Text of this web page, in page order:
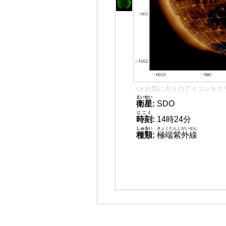
👈 お気に入りのアイコンをク
衛星
えいせい
: SDO
時刻
じこく
: 14時24分
種類
しゅるい
: 極端紫外線
きょくたんしがいせん